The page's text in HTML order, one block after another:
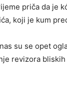
priča da je
koji je kum
su se opet
revizora